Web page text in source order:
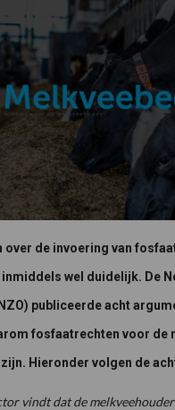
over de invoering van
wel duidelijk. De
publiceerde acht
fosfaatrechten voor de
Hieronder volgen de
vindt dat de